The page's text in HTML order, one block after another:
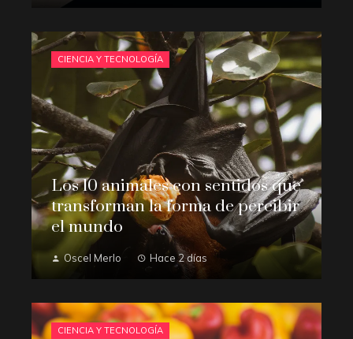
CIENCIA Y TECNOLOGÍA
Los 10 animales con sentidos que
transforman la forma de percibir
el mundo
Oscel Merlo Hace 2 días
CIENCIA Y TECNOLOGÍA